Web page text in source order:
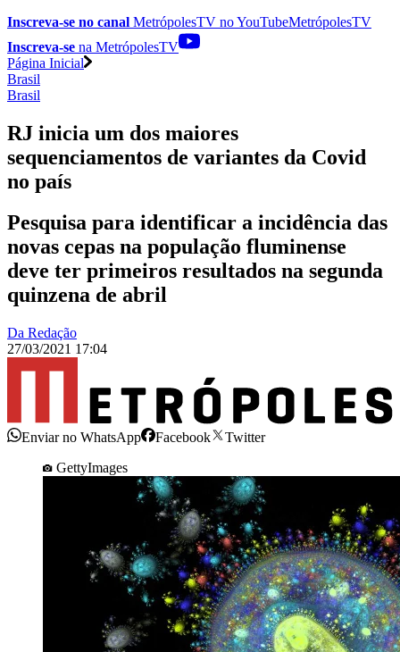
Inscreva-se no canal MetrópolesTV noYouTubeMetrópolesTV
Inscreva-se na MetrópolesTV
Página Inicial
Brasil
Brasil
RJ inicia um dos maiores
sequenciamentos de variantes da Covid
no país
Pesquisa para identificar a incidência das
novas cepas na população fluminense
deve ter primeiros resultados na segunda
quinzena de abril
Da Redação
27/03/2021 17:04
Enviar no WhatsApp Facebook
Twitter
GettyImages